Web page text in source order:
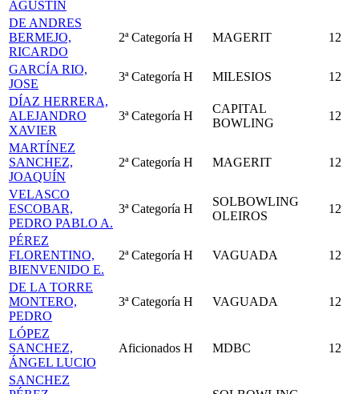
AGUSTIN
DE ANDRES
BERMEJO,
RICARDO
2ª Categoría H MAGERIT 12
GARCÍA RIO,
JOSE
3ª Categoría H MILESIOS
12
DÍAZ HERRERA,
ALEJANDRO
XAVIER
3ª Categoría H
CAPITAL
BOWLING
12
MARTÍNEZ
SANCHEZ,
JOAQUÍN
2ª Categoría H MAGERIT 12
VELASCO
ESCOBAR,
PEDRO PABLO A.
3ª Categoría H
SOLBOWLING
OLEIROS
12
PÉREZ
FLORENTINO,
BIENVENIDO E.
2ª Categoría H VAGUADA 12
DE LA TORRE
MONTERO,
PEDRO
3ª Categoría H VAGUADA 12
LÓPEZ
SANCHEZ,
ÁNGEL LUCIO
Aficionados H MDBC 12
SANCHEZ